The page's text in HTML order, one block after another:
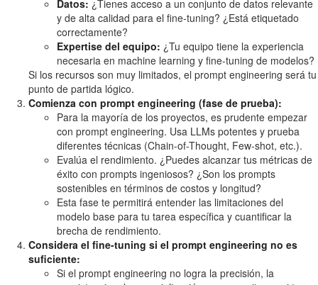
Datos: ¿Tienes acceso a un conjunto de datos relevante
y de alta calidad para el fine-tuning? ¿Está etiquetado
correctamente?
Expertise del equipo: ¿Tu equipo tiene la experiencia
necesaria en machine learning y fine-tuning de modelos?
Si los recursos son muy limitados, el prompt engineering será tu
punto de partida lógico.
Comienza con prompt engineering (fase de prueba):
Para la mayoría de los proyectos, es prudente empezar
con prompt engineering. Usa LLMs potentes y prueba
diferentes técnicas (Chain-of-Thought, Few-shot, etc.).
Evalúa el rendimiento. ¿Puedes alcanzar tus métricas de
éxito con prompts ingeniosos? ¿Son los prompts
sostenibles en términos de costos y longitud?
Esta fase te permitirá entender las limitaciones del
modelo base para tu tarea específica y cuantificar la
brecha de rendimiento.
Considera el fine-tuning si el prompt engineering no es
suficiente:
Si el prompt engineering no logra la precisión, la